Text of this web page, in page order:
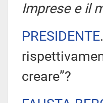
Imprese e il
PRESIDENTE
creare”?